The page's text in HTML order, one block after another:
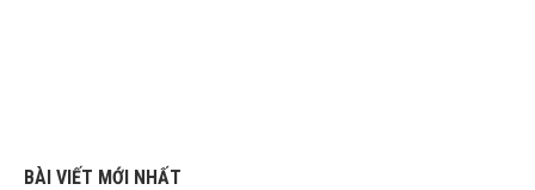
BÀI VIẾT MỚI NHẤT